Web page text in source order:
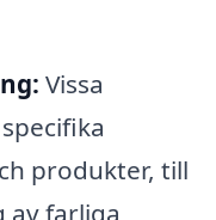
Vissa
produkter, till
av farliga